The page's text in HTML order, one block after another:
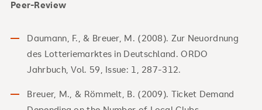
Peer-Review
Daumann, F., & Breuer, M. (2008). Zur Neuordnung
des Lotteriemarktes in Deutschland. ORDO
Jahrbuch, Vol. 59, Issue: 1, 287-312.
Breuer, M., & Römmelt, B. (2009). Ticket Demand